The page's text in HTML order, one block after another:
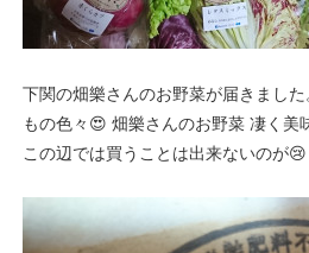
下関の畑樂さんのお野菜が届きまし
もの色々😍 畑樂さんのお野菜 凄く美
この辺では買うことは出来ないのが😢